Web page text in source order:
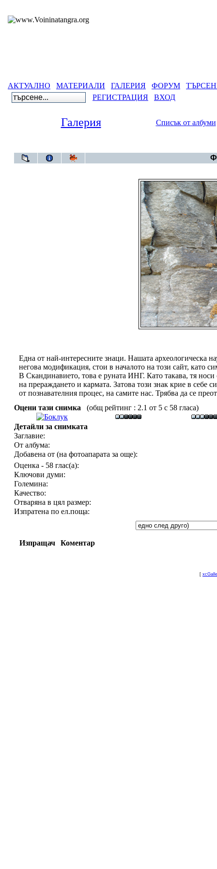
АКТУАЛНО МАТЕРИАЛИ ГАЛЕРИЯ ФОРУМ
РЕГИСТРАЦИЯ
ВХОД
Галерия Списък от албуми
Една от най-интересните знаци. Нашата археологическа
негова модификация, стои в началото на този сайт, като
В Скандинавието, това е руната ИНГ. Като такава, тя
на прераждането и кармата. Затова този знак крие в себе
от познавателния процес, на самите нас. Трябва да се
Оцени тази снимка
(общ рейтинг : 2.1 от 5 с 58 гласа)
Детайли за снимката
Заглавие:
От албума:
Добавена от (на фотоапарата за още):
Оценка - 58 глас(а):
Ключови думи:
Големина:
Качество:
Отваряна в цял размер:
Изпратена по ел.поща:
Изпращач Коментар
[